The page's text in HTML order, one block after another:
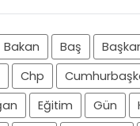
Bakan Baş
Chp
Eğitim Gün